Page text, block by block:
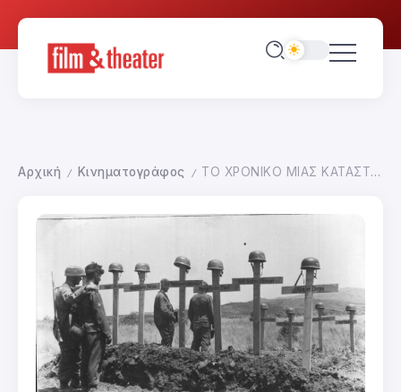
Αρχική / Κινηματογράφος / ΤΟ ΧΡΟΝΙΚΟ ΜΙΑΣ ΚΑΤΑΣΤΡΟΦΗΣ